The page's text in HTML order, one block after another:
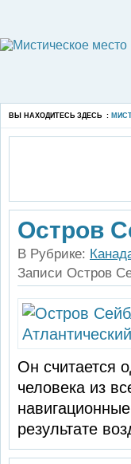
ВЫ НАХОДИТЕСЬ ЗДЕСЬ :
Остров
В Рубрике:
Записи Остров
Он считается
человека из
результате